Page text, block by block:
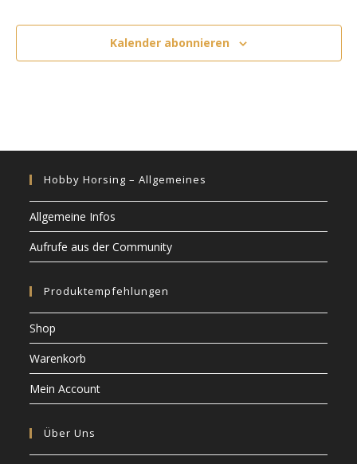
Kalender abonnieren
Hobby Horsing – Allgemeines
Allgemeine Infos
Aufrufe aus der Community
Produktempfehlungen
Shop
Warenkorb
Mein Account
Über Uns